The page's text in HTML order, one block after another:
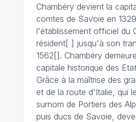
Chambéry devient la
comtes de Savoie en
l'établissement officiel du
résident[ ] jusqu'à son
1562[]. Chambéry
capitale historique des
Grâce à la maîtrise des
et de la route d'Italie, qui
surnom de Portiers des
puis ducs de Savoie,